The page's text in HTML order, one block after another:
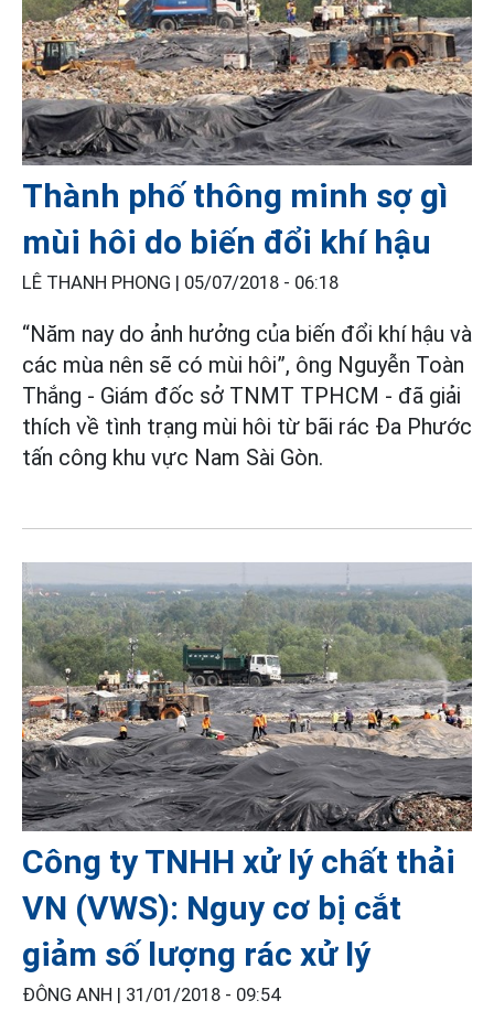
Thành phố thông minh sợ gì
mùi hôi do biến đổi khí hậu
LÊ THANH PHONG | 05/07/2018 - 06:18
“Năm nay do ảnh hưởng của biến đổi khí hậu và
các mùa nên sẽ có mùi hôi”, ông Nguyễn Toàn
Thắng - Giám đốc sở TNMT TPHCM - đã giải
thích về tình trạng mùi hôi từ bãi rác Đa Phước
tấn công khu vực Nam Sài Gòn.
Công ty TNHH xử lý chất thải
VN (VWS): Nguy cơ bị cắt
giảm số lượng rác xử lý
ĐÔNG ANH | 31/01/2018 - 09:54